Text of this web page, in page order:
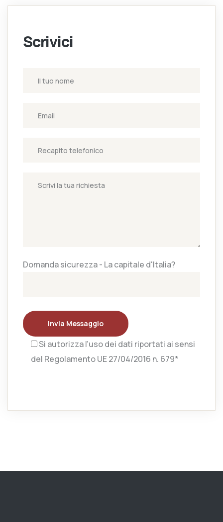
Scrivici
Domanda sicurezza - La capitale d'Italia?
Invia Messaggio
Si autorizza l’uso dei dati riportati ai sensi
del Regolamento UE 27/04/2016 n. 679*